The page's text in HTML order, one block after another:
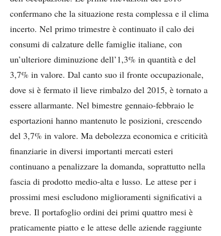
confermano che la situazione resta complessa e il clima
incerto. Nel primo trimestre è continuato il calo dei
consumi di calzature delle famiglie italiane, con
un’ulteriore diminuzione dell’1,3% in quantità e del
3,7% in valore. Dal canto suo il fronte occupazionale,
dove si è fermato il lieve rimbalzo del 2015, è tornato a
essere allarmante. Nel bimestre gennaio-febbraio le
esportazioni hanno mantenuto le posizioni, crescendo
del 3,7% in valore. Ma debolezza economica e criticità
finanziarie in diversi importanti mercati esteri
continuano a penalizzare la domanda, soprattutto nella
fascia di prodotto medio-alta e lusso. Le attese per i
prossimi mesi escludono miglioramenti significativi a
breve. Il portafoglio ordini dei primi quattro mesi è
praticamente piatto e le attese delle aziende raggiunte